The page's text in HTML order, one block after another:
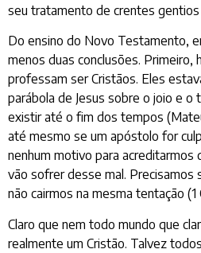
seu tratamento de crentes gentios
Do ensino do Novo Testamento,
menos duas conclusões. Primeiro,
professam ser Cristãos. Eles
parábola de Jesus sobre o joio e
existir até o fim dos tempos
até mesmo se um apóstolo for
nenhum motivo para acreditarmos
vão sofrer desse mal. Precisamos
não cairmos na mesma tentação (1
Claro que nem todo mundo que
realmente um Cristão. Talvez